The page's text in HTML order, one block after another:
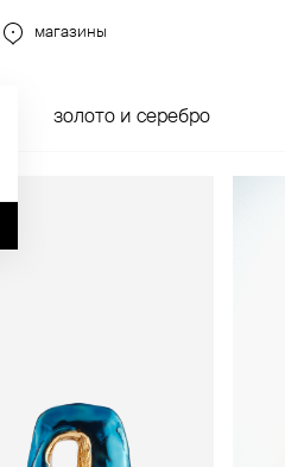
магазины
золото и серебро